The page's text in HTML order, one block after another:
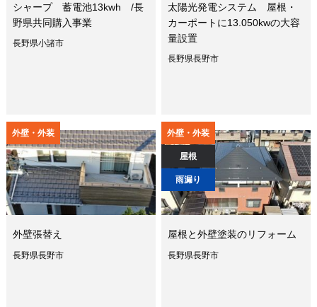
シャープ 蓄電池13kwh /長
野県共同購入事業
長野県小諸市
太陽光発電システム 屋根・
カーポートに13.050kwの大容
量設置
長野県長野市
外壁・外装
外壁張替え
長野県長野市
外壁・外装
屋根
雨漏り
屋根と外壁塗装のリフォーム
長野県長野市